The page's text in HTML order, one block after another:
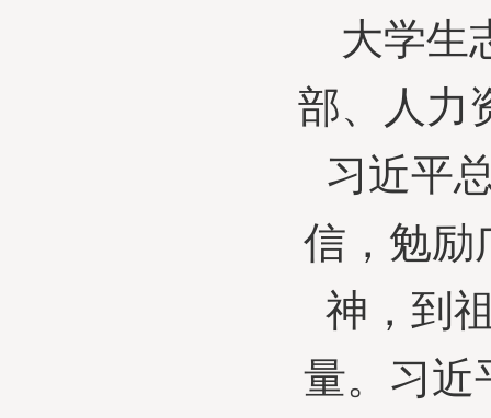
大学生
部、人力
习近平
信，勉励
神，到
量。习近